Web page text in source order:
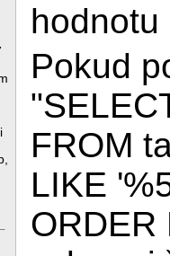
hodnotu
Pokud
FROM
LIKE
ORDER